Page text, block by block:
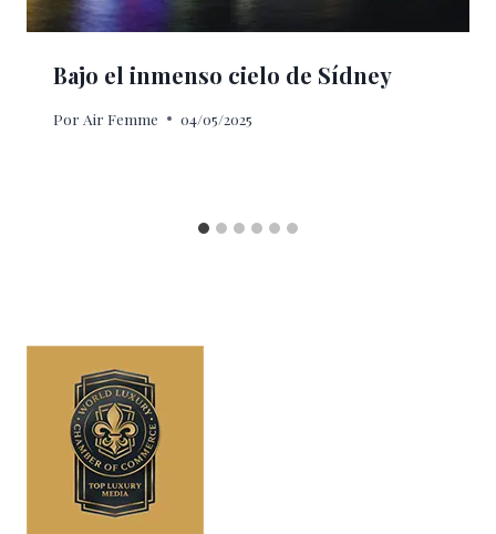
Bajo el inmenso cielo de Sídney
Por Air Femme 04/05/2025